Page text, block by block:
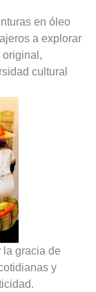
en óleo
a explorar
original,
cultural
​​la gracia de
y